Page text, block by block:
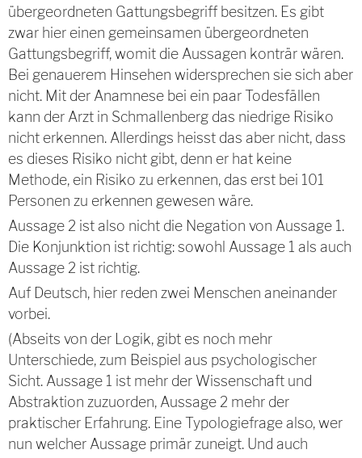
übergeordneten Gattungsbegriff besitzen. Es gibt
zwar hier einen gemeinsamen übergeordneten
Gattungsbegriff, womit die Aussagen konträr wären.
Bei genauerem Hinsehen widersprechen sie sich aber
nicht. Mit der Anamnese bei ein paar Todesfällen
kann der Arzt in Schmallenberg das niedrige Risiko
nicht erkennen. Allerdings heisst das aber nicht, dass
es dieses Risiko nicht gibt, denn er hat keine
Methode, ein Risiko zu erkennen, das erst bei 101
Personen zu erkennen gewesen wäre.
Aussage 2 ist also nicht die Negation von Aussage 1.
Die Konjunktion ist richtig: sowohl Aussage 1 als auch
Aussage 2 ist richtig.
Auf Deutsch, hier reden zwei Menschen aneinander
vorbei.
(Abseits von der Logik, gibt es noch mehr
Unterschiede, zum Beispiel aus psychologischer
Sicht. Aussage 1 ist mehr der Wissenschaft und
Abstraktion zuzuorden, Aussage 2 mehr der
praktischer Erfahrung. Eine Typologiefrage also, wer
nun welcher Aussage primär zuneigt. Und auch